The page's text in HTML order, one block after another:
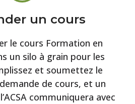
un cours
le cours Formation en
un silo à grain pour les
et soumettez le
de cours, et un
communiquera avec